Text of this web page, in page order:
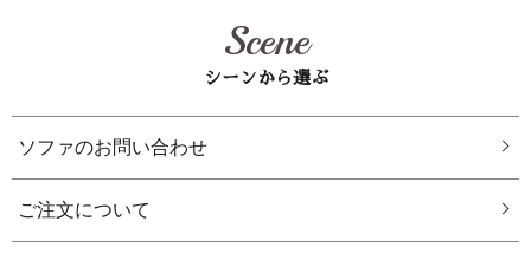
Scene
シーンから選ぶ
ソファのお問い合わせ
ご注文について